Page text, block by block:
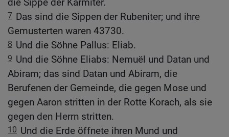
7 Das sind die Sippen der Rubeniter; und ihre
Gemusterten waren 43730.
8 Und die Söhne Pallus: Eliab.
9 Und die Söhne Eliabs: Nemuël und Datan und
Abiram; das sind Datan und Abiram, die
Berufenen der Gemeinde, die gegen Mose und
gegen Aaron stritten in der Rotte Korach, als sie
gegen den Herrn stritten.
10 Und die Erde öffnete ihren Mund und